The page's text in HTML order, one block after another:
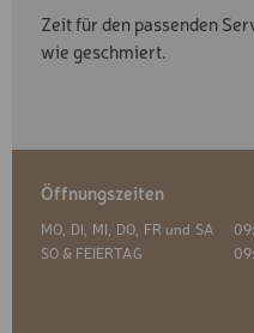
Zeit für den passenden
wie geschmiert.
Öffnungszeiten
MO, DI, MI, DO, FR und SA
SO & FEIERTAG